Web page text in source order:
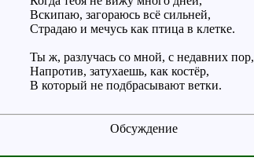
Вскипаю, загораюсь всё сильней,
Страдаю и мечусь как птица в клетке.
Ты ж, разлучась со мной, с недавних пор,
Напротив, затухаешь, как костёр,
В который не подбрасывают ветки.
Обсуждение